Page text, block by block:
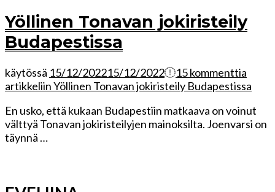
Yöllinen Tonavan jokiristeily
Budapestissa
käytössä 15/12/202215/12/2022
15 kommenttia
artikkeliin Yöllinen Tonavan jokiristeily Budapestissa
En usko, että kukaan Budapestiin matkaava on voinut
välttyä Tonavan jokiristeilyjen mainoksilta. Joenvarsi on
täynnä …